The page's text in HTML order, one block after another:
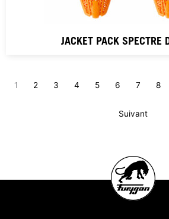
JACKET PACK SPECTRE
1 2 3 4 5 6 7 8
Suivant